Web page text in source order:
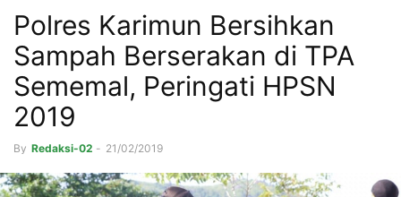
Polres Karimun Bersihkan
Sampah Berserakan di TPA
Sememal, Peringati HPSN
2019
By Redaksi-02 - 21/02/2019